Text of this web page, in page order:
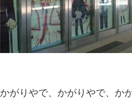
かがりやで、かがりやで、か